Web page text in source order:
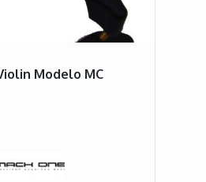
Modelo MC